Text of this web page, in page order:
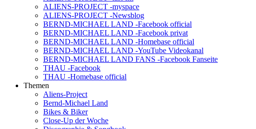
ALIENS-PROJECT -myspace
ALIENS-PROJECT -Newsblog
BERND-MICHAEL LAND -Facebook official
BERND-MICHAEL LAND -Facebook privat
BERND-MICHAEL LAND -Homebase official
BERND-MICHAEL LAND -YouTube Videokanal
BERND-MICHAEL LAND FANS -Facebook Fanseite
THAU -Facebook
THAU -Homebase official
Themen
Aliens-Project
Bernd-Michael Land
Bikes & Biker
Close-Up der Woche